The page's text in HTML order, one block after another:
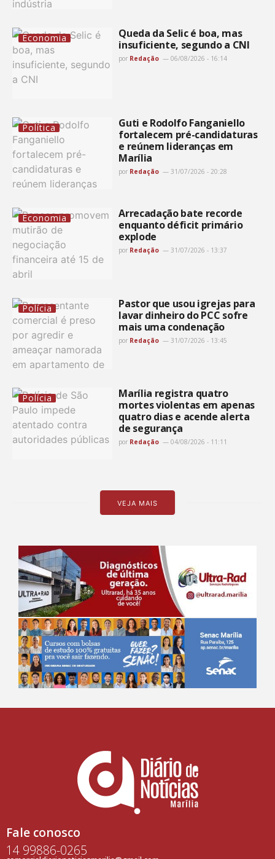
Economia
Queda da Selic é boa, mas
insuficiente, segundo a CNI
por Redação 06/08/2026 - 16:14
Política
Guti e Rodolfo Fanganiello
fortalecem pré-candidaturas
e reúnem lideranças em
Marília
por Redação 31/07/2026 - 20:28
Economia
Arrecadação bate recorde
enquanto déficit primário
explode
por Redação 31/07/2026 - 13:37
Polícia
Pastor que usou igrejas para
lavar dinheiro do PCC sofre
mais uma condenação
por Redação 31/07/2026 - 13:45
Polícia
Marília registra quatro
mortes violentas em apenas
quatro dias e acende alerta
de segurança
por Redação 04/08/2026 - 11:11
VEJA MAIS
Fale conosco
14 99886-0265